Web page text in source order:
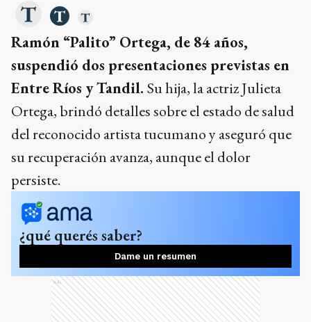
Ramón “Palito” Ortega, de 84 años,
suspendió dos presentaciones previstas en
Entre Ríos y Tandil. Su hija, la actriz Julieta
Ortega, brindó detalles sobre el estado de salud
del reconocido artista tucumano y aseguró que
su recuperación avanza, aunque el dolor
persiste.
¿qué querés saber?
Dame un resumen
Ads